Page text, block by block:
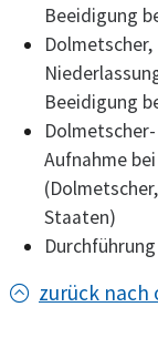
Beeidigung
Beeidigung
Aufnahme
Staaten)
zurück nach